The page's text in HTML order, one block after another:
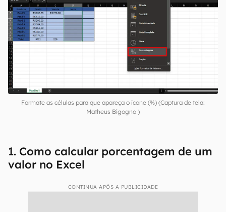
decimais por 100 ao final dos processos e
facilitar as contas, selecione as células onde
serão adicionadas as porcentagens, clique em
“Geral” no menu superior e selecione
“Porcentagem”.